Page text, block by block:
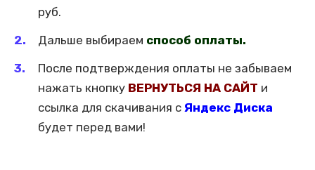
руб.
Дальше выбираем способ оплаты.
После подтверждения оплаты не забываем
нажать кнопку ВЕРНУТЬСЯ НА САЙТ и
ссылка для скачивания с Яндекс Диска
будет перед вами!